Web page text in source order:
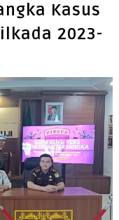
Kasus
2023-